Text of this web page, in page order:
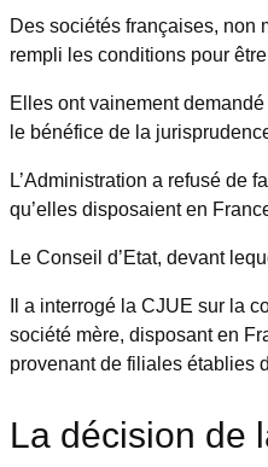
Des sociétés françaises, non
rempli les conditions pour
Elles ont vainement
le bénéfice de la
L’Administration a refusé de
qu’elles disposaient en
Le Conseil d’Etat, devant
Il a interrogé la CJUE sur la
société mère, disposant en
provenant de filiales établies
La décision de